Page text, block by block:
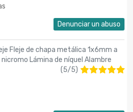
Denunciar un abuso
Fleje de chapa metálica 1x6mm a
Lámina de níquel Alambre
(5/5)